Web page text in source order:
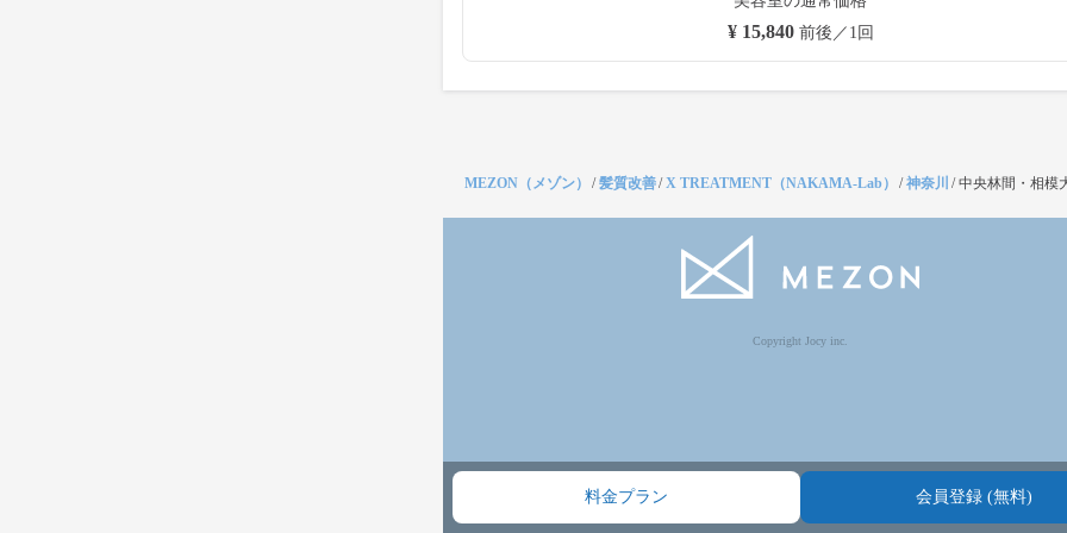
¥ 15,840前後／1回
料金プラン 会員登録 (無料)
MEZON（メゾン） /髪質改善/X TREATMENT（NAKAMA-Lab） /神奈川 /中央林間・相模
Copyright Jocy inc.